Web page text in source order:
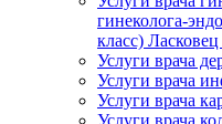
гинеколога-
класс)
Услуги врача
Услуги врача
Услуги врача
Услуги врача